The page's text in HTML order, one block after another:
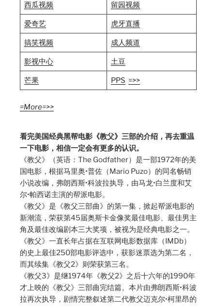
西瓜视频 留园视频
爱奇艺 虎牙直播
搞笑视频 成人频道
影视中心 土豆
芒果 PPS =>>
=More=>>
看完美国经典黑帮电影《教父》三部的介绍，再去重温
一下电影，相信一定会有更多的认识。
《教父》（英语：The Godfather）是一部1972年的美
国电影，根据马里奥•普佐（Mario Puzo）的同名畅销
小说改编，弗朗西斯•科波拉执导，由马龙•白兰度和艾
尔•帕西诺主演的帮派电影。
《教父》是《教父三部曲》的第一集，掀起帮派电影的
新潮流，荣获第45届奥斯卡金像奖最佳电影、最佳男主
角及最佳改编剧本三大奖项，被视为是经典电影之一。
《教父》一直长年占据在互联网电影数据库（IMDb）
的史上最佳250部电影评选中，获影迷票选为第二名，
而其续集《教父2》则荣获第三名。
《教父3》是继1974年《教父2》之后十六年的1990年
才上映的《教父》三部曲完结篇。本片由弗朗西斯•科波
拉再次执导，剧情完整叙述第二代教父迈克尔•柯里昂的